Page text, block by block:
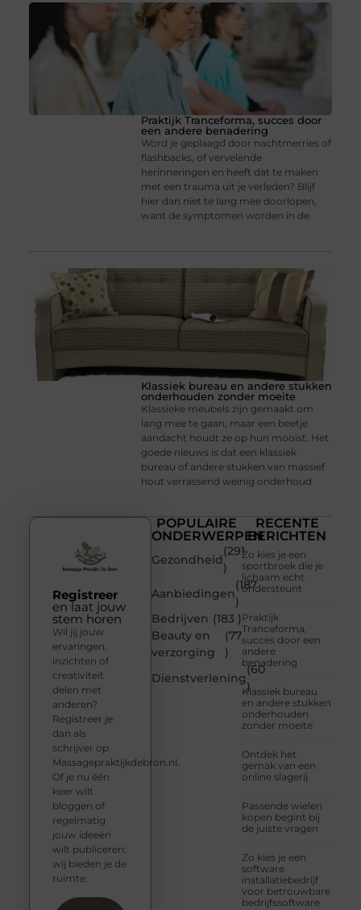
Praktijk Tranceforma, succes door
een andere benadering
Word je geplaagd door nachtmerries of
flashbacks, of vervelende
herinneringen en heeft dat te maken
met een trauma uit je verleden? Blijf
hier dan niet te lang mee doorlopen,
want de symptomen worden in de
Klassiek bureau en andere stukken
onderhouden zonder moeite
Klassieke meubels zijn gemaakt om
lang mee te gaan, maar een beetje
aandacht houdt ze op hun mooist. Het
goede nieuws is dat een klassiek
bureau of andere stukken van massief
hout verrassend weinig onderhoud
POPULAIRE
ONDERWERPEN
Gezondheid
(291
)
Aanbiedingen
(187
)
Bedrijven (183 )
Beauty en
verzorging
(77
)
Dienstverlening
(60
)
RECENTE
BERICHTEN
Zo kies je een
sportbroek die je
lichaam echt
ondersteunt
Praktijk
Tranceforma,
succes door een
andere
benadering
Klassiek bureau
en andere stukken
onderhouden
zonder moeite
Ontdek het
gemak van een
online slagerij
Passende wielen
kopen begint bij
de juiste vragen
Zo kies je een
software
installatiebedrijf
voor betrouwbare
bedrijfssoftware
Registreer
en laat jouw
stem horen
Wil jij jouw
ervaringen,
inzichten of
creativiteit
delen met
anderen?
Registreer je
dan als
schrijver op
Massagepraktijkdebron.nl.
Of je nu één
keer wilt
bloggen of
regelmatig
jouw ideeën
wilt publiceren:
wij bieden je de
ruimte.